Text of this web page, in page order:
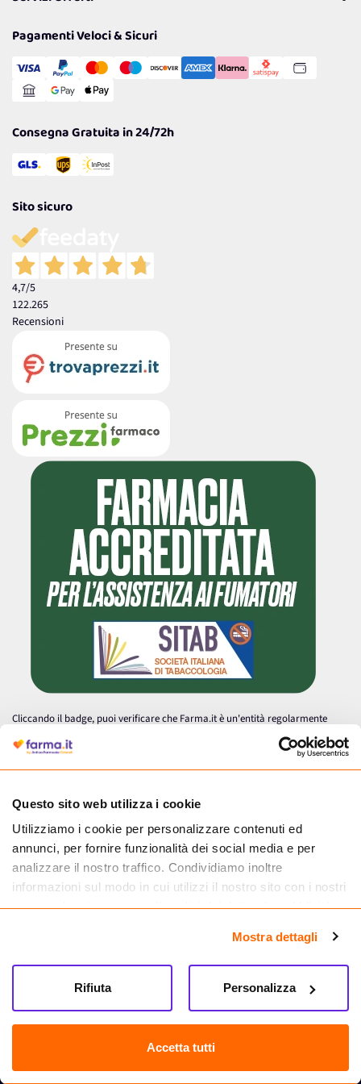
Questo sito web utilizza i cookie
Utilizziamo i cookie per personalizzare contenuti ed
annunci, per fornire funzionalità dei social media e per
analizzare il nostro traffico. Condividiamo inoltre
informazioni sul modo in cui utilizzi il nostro sito con i nostri
partner che si occupano di analisi dei dati web, pubblicità e
informazioni che hai fornito loro o che hanno raccolto dal
tuo utilizzo dei loro servizi.
Mostra dettagli
Accetta tutti
Personalizza
Rifiuta
Cookie Policy
Gestisci Cookie
Reso Facile e Veloce
Pagamenti Veloci & Sicuri
Consegna Gratuita in 24/72h
Sito sicuro
4,7/5
122.265
Recensioni
Cliccando il badge, puoi verificare che Farma.it è un'entità regolarmente
autorizzata dal Ministero della Salute a effettuare la vendita online di
medicinali.
Farma.it S.a.s. P. IVA 07417261216 REA: NA-884088
CREDITS
Sede legale Via delle Repubbliche Marinare 128, 80147 Napoli